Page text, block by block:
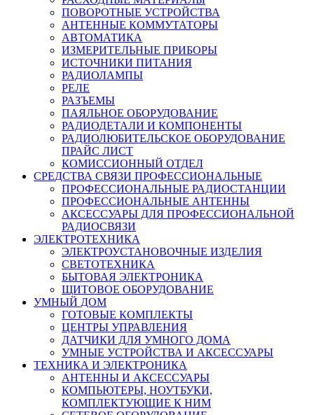
ПОВОРОТНЫЕ УСТРОЙСТВА
АНТЕННЫЕ КОММУТАТОРЫ
АВТОМАТИКА
ИЗМЕРИТЕЛЬНЫЕ ПРИБОРЫ
ИСТОЧНИКИ ПИТАНИЯ
РАДИОЛАМПЫ
РЕЛЕ
РАЗЪЕМЫ
ПАЯЛЬНОЕ ОБОРУДОВАНИЕ
РАДИОДЕТАЛИ И КОМПОНЕНТЫ
РАДИОЛЮБИТЕЛЬСКОЕ ОБОРУДОВАНИЕ
ПРАЙС ЛИСТ
КОМИССИОННЫЙ ОТДЕЛ
СРЕДСТВА СВЯЗИ ПРОФЕССИОНАЛЬНЫЕ
ПРОФЕССИОНАЛЬНЫЕ РАДИОСТАНЦИИ
ПРОФЕССИОНАЛЬНЫЕ АНТЕННЫ
АКСЕССУАРЫ ДЛЯ ПРОФЕССИОНАЛЬНОЙ
РАДИОСВЯЗИ
ЭЛЕКТРОТЕХНИКА
ЭЛЕКТРОУСТАНОВОЧНЫЕ ИЗДЕЛИЯ
СВЕТОТЕХНИКА
БЫТОВАЯ ЭЛЕКТРОНИКА
ЩИТОВОЕ ОБОРУДОВАНИЕ
УМНЫЙ ДОМ
ГОТОВЫЕ КОМПЛЕКТЫ
ЦЕНТРЫ УПРАВЛЕНИЯ
ДАТЧИКИ ДЛЯ УМНОГО ДОМА
УМНЫЕ УСТРОЙСТВА И АКСЕССУАРЫ
ТЕХНИКА И ЭЛЕКТРОНИКА
АНТЕННЫ И АКСЕССУАРЫ
КОМПЬЮТЕРЫ, НОУТБУКИ,
КОМПЛЕКТУЮЩИЕ К НИМ